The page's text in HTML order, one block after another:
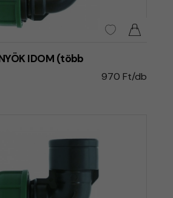
IDOM (több
970 Ft/db